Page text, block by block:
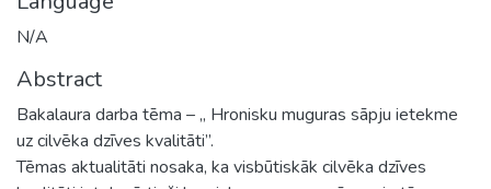
N/A
Abstract
Bakalaura darba tēma – „ Hronisku muguras sāpju ietekme
uz cilvēka dzīves kvalitāti”.
Tēmas aktualitāti nosaka, ka visbūtiskāk cilvēka dzīves